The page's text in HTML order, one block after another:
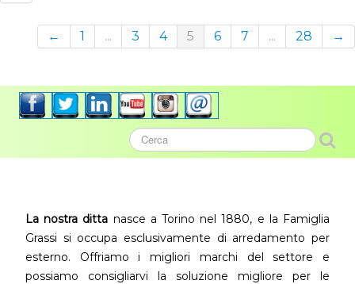
← 1 ... 3 4 5 6 7 ... 28 →
La nostra ditta nasce a Torino nel 1880, e la Famiglia
Grassi si occupa esclusivamente di arredamento per
esterno. Offriamo i migliori marchi del settore e
possiamo consigliarvi la soluzione migliore per le